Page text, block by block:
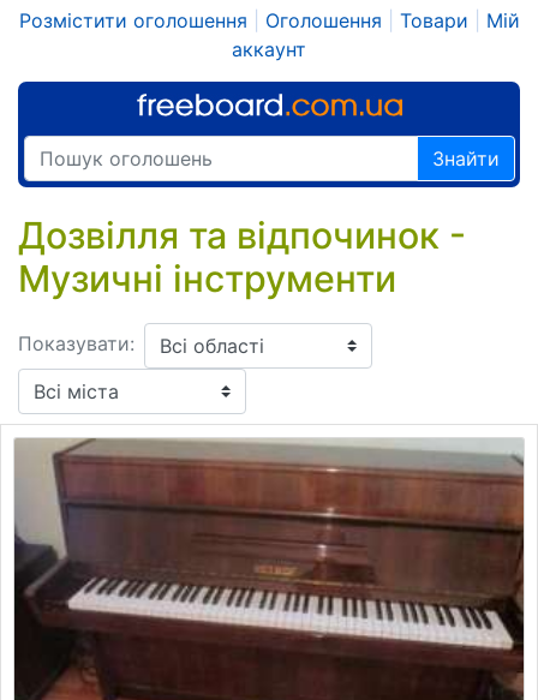
Розмістити оголошення Оголошення Товари
Мій
аккаунт
Знайти
Дозвілля та відпочинок -
Музичні інструменти
Показувати: